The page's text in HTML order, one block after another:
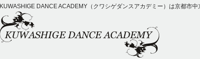
KUWASHIGE DANCE ACADEMY（クワシゲダンスアカデミー）は京都市